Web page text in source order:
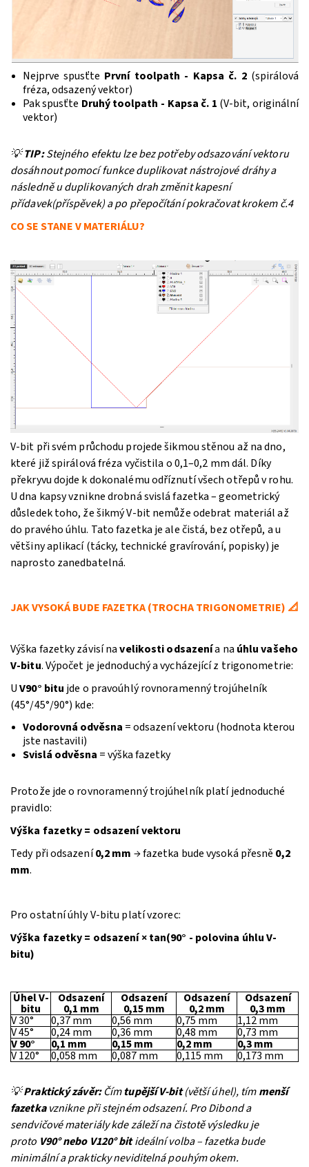
Nejprve spusťte První toolpath - Kapsa č. 2(spirálová
fréza, odsazený vektor)
Pak spusťte Druhý toolpath - Kapsa č. 1 (V-bit, originální
vektor)
💡TIP:Stejného efektu lze bez potřeby odsazování vektoru
dosáhnout pomocí funkce duplikovat nástrojové dráhy a
následně u duplikovaných drah změnit kapesní
přídavek(příspěvek) a po přepočítání pokračovat krokem č.4
CO SE STANE V MATERIÁLU?
V-bit při svém průchodu projede šikmou stěnou až na dno,
které již spirálová fréza vyčistila o 0,1–0,2 mm dál. Díky
překryvu dojde k dokonalému odříznutí všech otřepů v rohu.
U dna kapsy vznikne drobná svislá fazetka – geometrický
důsledek toho, že šikmý V-bit nemůže odebrat materiál až
do pravého úhlu. Tato fazetka je ale čistá, bez otřepů, a u
většiny aplikací (tácky, technické gravírování, popisky) je
naprosto zanedbatelná.
JAK VYSOKÁ BUDE FAZETKA (TROCHA TRIGONOMETRIE) 📐
Výška fazetky závisí navelikosti odsazenía na úhlu vašeho
V-bitu. Výpočet je jednoduchý a vycházející z trigonometrie:
UV90° bitujde o pravoúhlý rovnoramenný trojúhelník
(45°/45°/90°) kde:
Vodorovná odvěsna = odsazení vektoru (hodnota kterou
jste nastavili)
Svislá odvěsna = výška fazetky
Protože jde o rovnoramenný trojúhelník platí jednoduché
pravidlo:
Výška fazetky = odsazení vektoru
Tedy při odsazení0,2 mm → fazetka bude vysoká přesně 0,2
mm.
Pro ostatní úhly V-bitu platí vzorec:
Výška fazetky = odsazení × tan(90° - polovina úhlu V-
bitu)
Úhel V-
bitu
Odsazení
0,1 mm
Odsazení
0,15 mm
Odsazení
0,2 mm
Odsazení
0,3 mm
V 30° 0,37 mm 0,56 mm 0,75 mm 1,12 mm
V 45° 0,24 mm 0,36 mm 0,48 mm 0,73 mm
V 90° 0,1 mm 0,15 mm 0,2 mm 0,3 mm
V 120° 0,058 mm 0,087 mm 0,115 mm 0,173 mm
💡Praktický závěr:Čímtupější V-bit(větší úhel), tímmenší
fazetkavznikne při stejném odsazení. Pro Dibond a
sendvičové materiály kde záleží na čistotě výsledku je
proto V90° nebo V120° bitideální volba – fazetka bude
minimální a prakticky neviditelná pouhým okem.